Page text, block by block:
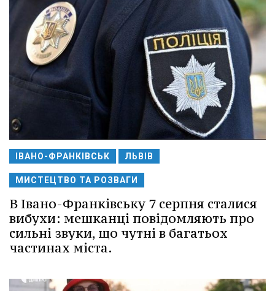
ІВАНО-ФРАНКІВСЬК ЛЬВІВ
МИСТЕЦТВО ТА РОЗВАГИ
В Івано-Франківську 7 серпня сталися
вибухи: мешканці повідомляють про
сильні звуки, що чутні в багатьох
частинах міста.